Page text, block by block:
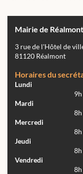
Mairie de Réalmont
3 rue de l'Hôtel de
81120 Réalmont
Horaires du
Lundi
Mardi
Mercredi
Jeudi
8h
Vendredi